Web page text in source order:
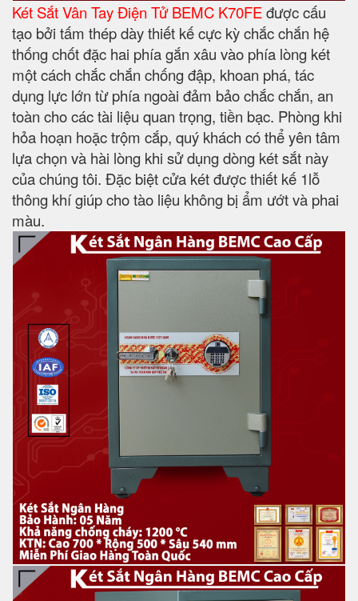
Két Sắt Vân Tay Điện Tử BEMC K70FEđược cấu
tạo bởi tấm thép dày thiết kế cực kỳ chắc chắn hệ
thống chốt đặc hai phía gắn xâu vào phía lòng két
một cách chắc chắn chống đập, khoan phá, tác
dụng lực lớn từ phía ngoài đảm bảo chắc chắn, an
toàn cho các tài liệu quan trọng, tiền bạc. Phòng khi
hỏa hoạn hoặc trộm cắp, quý khách có thể yên tâm
lựa chọn và hài lòng khi sử dụng dòng két sắt này
của chúng tôi. Đặc biệt cửa két được thiết kế 1lỗ
thông khí giúp cho tào liệu không bị ẩm ướt và phai
màu.